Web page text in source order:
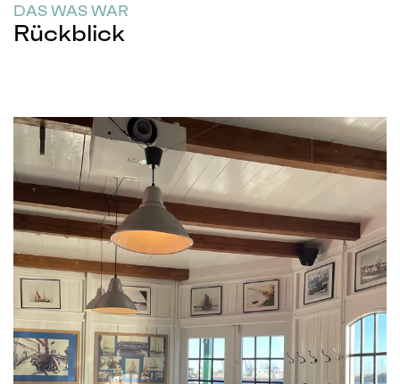
DAS WAS WAR
Rückblick